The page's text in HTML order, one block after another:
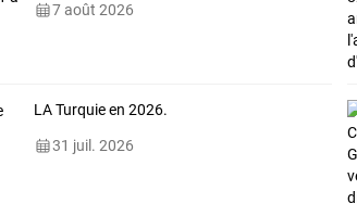
7 août 2026
LA Turquie en 2026.
31 juil. 2026